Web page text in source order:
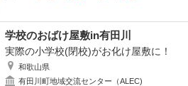
学校のおばけ屋敷in有田川
実際の小学校(閉校)がお化け屋敷に！
和歌山県
有田川町地域交流センター（ALEC)